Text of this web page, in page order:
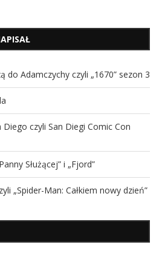
do Adamczychy czyli „1670” sezon 3
Diego czyli San Diegi Comic Con
Służącej” i „Fjord”
„Spider-Man: Całkiem nowy dzień”